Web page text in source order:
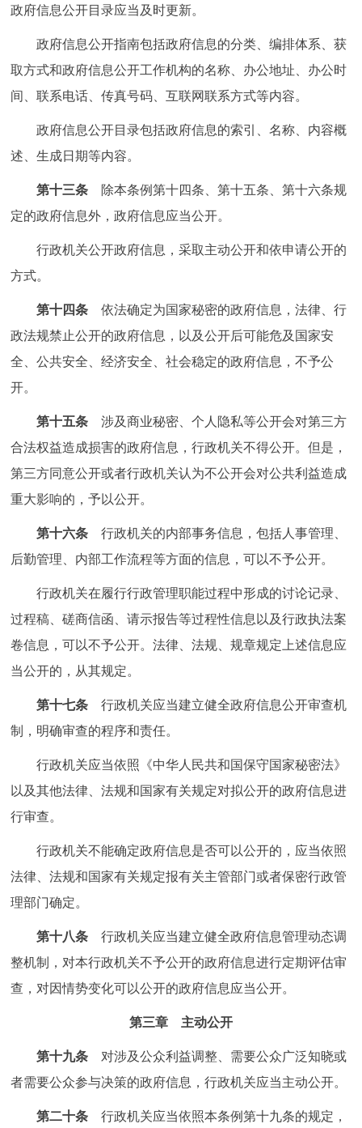
政府信息公开目录应当及时更新。
政府信息公开指南包括政府信息的分类、编排体系、获
取方式和政府信息公开工作机构的名称、办公地址、办公时
间、联系电话、传真号码、互联网联系方式等内容。
政府信息公开目录包括政府信息的索引、名称、内容概
述、生成日期等内容。
第十三条 除本条例第十四条、第十五条、第十六条规
定的政府信息外，政府信息应当公开。
行政机关公开政府信息，采取主动公开和依申请公开的
方式。
第十四条 依法确定为国家秘密的政府信息，法律、行
政法规禁止公开的政府信息，以及公开后可能危及国家安
全、公共安全、经济安全、社会稳定的政府信息，不予公
开。
第十五条 涉及商业秘密、个人隐私等公开会对第三方
合法权益造成损害的政府信息，行政机关不得公开。但是，
第三方同意公开或者行政机关认为不公开会对公共利益造成
重大影响的，予以公开。
第十六条 行政机关的内部事务信息，包括人事管理、
后勤管理、内部工作流程等方面的信息，可以不予公开。
行政机关在履行行政管理职能过程中形成的讨论记录、
过程稿、磋商信函、请示报告等过程性信息以及行政执法案
卷信息，可以不予公开。法律、法规、规章规定上述信息应
当公开的，从其规定。
第十七条 行政机关应当建立健全政府信息公开审查机
制，明确审查的程序和责任。
行政机关应当依照《中华人民共和国保守国家秘密法》
以及其他法律、法规和国家有关规定对拟公开的政府信息进
行审查。
行政机关不能确定政府信息是否可以公开的，应当依照
法律、法规和国家有关规定报有关主管部门或者保密行政管
理部门确定。
第十八条 行政机关应当建立健全政府信息管理动态调
整机制，对本行政机关不予公开的政府信息进行定期评估审
查，对因情势变化可以公开的政府信息应当公开。
第三章 主动公开
第十九条 对涉及公众利益调整、需要公众广泛知晓或
者需要公众参与决策的政府信息，行政机关应当主动公开。
第二十条 行政机关应当依照本条例第十九条的规定，